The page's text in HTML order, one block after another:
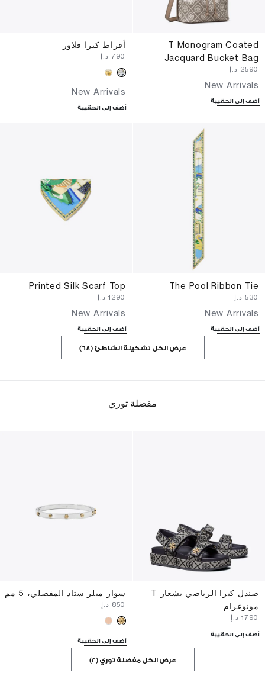
T Monogram Coated
Jacquard Bucket Bag
New Arrivals
أضف إلى الحقيبة
أقراط كيرا فلاور
New Arrivals
أضف إلى الحقيبة
The Pool Ribbon Tie
New Arrivals
أضف إلى الحقيبة
Printed Silk Scarf Top
New Arrivals
أضف إلى الحقيبة
عرض الكل تشكيلة الشاطئ (68)
مفضلة توري
صندل كيرا الرياضي بشعار T
مونوغرام
أضف إلى الحقيبة
سوار ميلر ستاد المفصلي، 5 مم
أضف إلى الحقيبة
عرض الكل مفضلة توري (2)